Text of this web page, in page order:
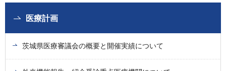
医療計画
茨城県医療審議会の概要と開催実績について